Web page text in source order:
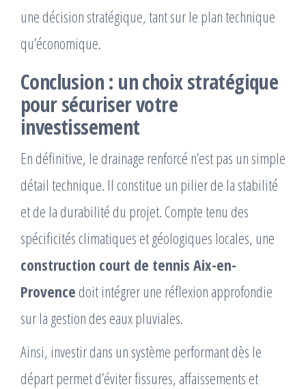
une décision stratégique, tant sur le plan technique
qu’économique.
Conclusion : un choix stratégique
pour sécuriser votre
investissement
En définitive, le drainage renforcé n’est pas un simple
détail technique. Il constitue un pilier de la stabilité
et de la durabilité du projet. Compte tenu des
spécificités climatiques et géologiques locales, une
construction court de tennis Aix-en-
Provence doit intégrer une réflexion approfondie
sur la gestion des eaux pluviales.
Ainsi, investir dans un système performant dès le
départ permet d’éviter fissures, affaissements et